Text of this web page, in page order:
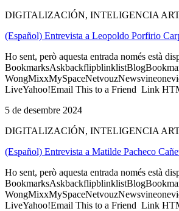
DIGITALIZACIÓN, INTELIGENCIA
(Español) Entrevista a Leopoldo Porfirio
Ho sent, però aquesta entrada només està
LiveYahoo!Email This to a Friend Link
5 de desembre 2024
DIGITALIZACIÓN, INTELIGENCIA
(Español) Entrevista a Matilde Pacheco
Ho sent, però aquesta entrada només està
LiveYahoo!Email This to a Friend Link